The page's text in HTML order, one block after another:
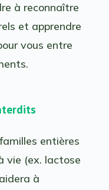
à reconnaître
et apprendre
vous entre
entières
vie (ex. lactose
à